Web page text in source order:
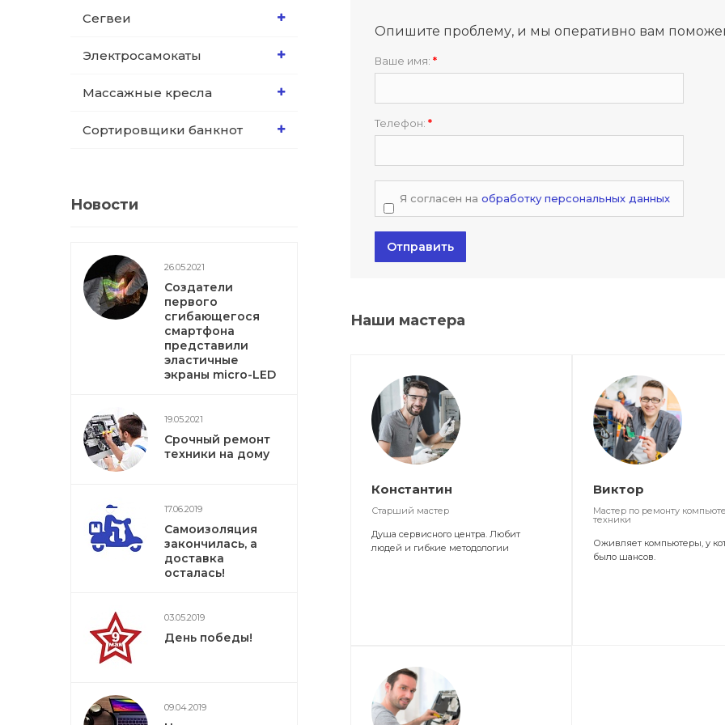
Сегвеи
Электросамокаты
Массажные кресла
Сортировщики банкнот
Новости
26.05.2021
Создатели
первого
сгибающегося
смартфона
представили
эластичные
экраны micro-LED
19.05.2021
Срочный ремонт
техники на дому
17.06.2019
Самоизоляция
закончилась, а
доставка
осталась!
03.05.2019
День победы!
09.04.2019
Опишите проблему, и мы оперативно вам
Ваше имя: *
Телефон: *
Я согласен на обработку персональных данных
Отправить
Наши мастера
Константин
Старший мастер
Душа сервисного центра. Любит
людей и гибкие методологии
Виктор
Мастер по ремонту
техники
Оживляет компьютеры, у
было шансов.